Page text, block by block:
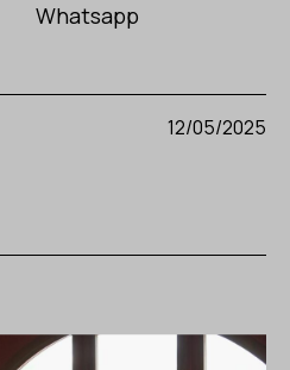
Whatsapp
12/05/2025